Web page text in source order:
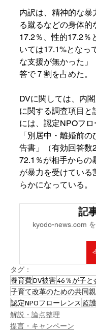
内訳は、精神的な暴
る蹴るなどの身体的
17.2％、性的17.2％
いては17.1%となっ
な支援が無かった」
答で７割を占めた。
DVに関しては、内
に関する調査項目
には、認定NPOフロ
「別居中・離婚前
告書」（有効回答数
72.1％が相手からの
が暴力を受けている
らかになっている。
記
kyodo-news.com
タグ：
養育費DV被害46％が子と
子育て改革のための共同
認定NPOフローレンス 監
解説・論点整理
提言・キャンペーン